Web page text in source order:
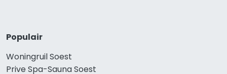
Populair
Woningruil Soest
Prive Spa-Sauna Soest